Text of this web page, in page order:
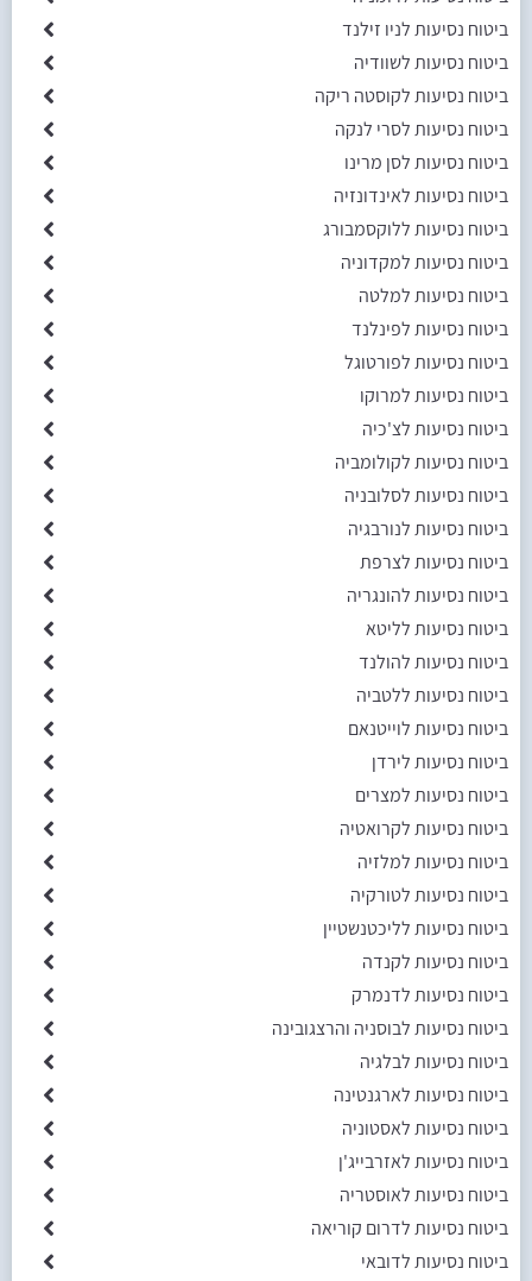
ביטוח נסיעות לניו זילנד
ביטוח נסיעות לשוודיה
ביטוח נסיעות לקוסטה ריקה
ביטוח נסיעות לסרי לנקה
ביטוח נסיעות לסן מרינו
ביטוח נסיעות לאינדונזיה
ביטוח נסיעות ללוקסמבורג
ביטוח נסיעות למקדוניה
ביטוח נסיעות למלטה
ביטוח נסיעות לפינלנד
ביטוח נסיעות לפורטוגל
ביטוח נסיעות למרוקו
ביטוח נסיעות לצ'כיה
ביטוח נסיעות לקולומביה
ביטוח נסיעות לסלובניה
ביטוח נסיעות לנורבגיה
ביטוח נסיעות לצרפת
ביטוח נסיעות להונגריה
ביטוח נסיעות לליטא
ביטוח נסיעות להולנד
ביטוח נסיעות ללטביה
ביטוח נסיעות לוייטנאם
ביטוח נסיעות לירדן
ביטוח נסיעות למצרים
ביטוח נסיעות לקרואטיה
ביטוח נסיעות למלזיה
ביטוח נסיעות לטורקיה
ביטוח נסיעות לליכטנשטיין
ביטוח נסיעות לקנדה
ביטוח נסיעות לדנמרק
ביטוח נסיעות לבוסניה והרצגובינה
ביטוח נסיעות לבלגיה
ביטוח נסיעות לארגנטינה
ביטוח נסיעות לאסטוניה
ביטוח נסיעות לאזרבייג'ן
ביטוח נסיעות לאוסטריה
ביטוח נסיעות לדרום קוריאה
ביטוח נסיעות לדובאי